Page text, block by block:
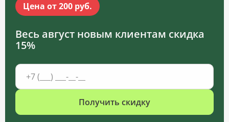
Цена от 200 руб.
Весь август новым клиентам скидка
15%
Получить скидку